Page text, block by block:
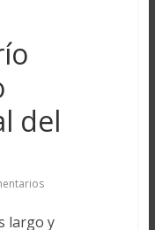
del
largo y